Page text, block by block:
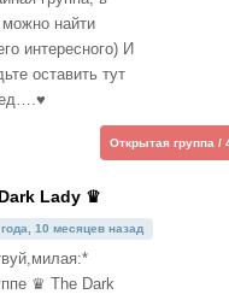
можно найти
интересного) И
оставить тут
Открытая группа /
Lady ♛
10 месяцев назад
♛ The Dark